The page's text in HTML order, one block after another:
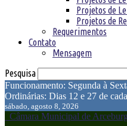
Projetos de
Projetos de
Requerimentos
Contato
Mensagem
Pesquisa
Funcionamento: Segunda à
Ordinárias: Dias 12 e 27 de
sábado, agosto 8, 2026
Câmara Municipal de